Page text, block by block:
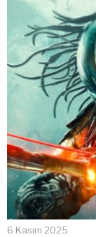
6 Kasım 2025